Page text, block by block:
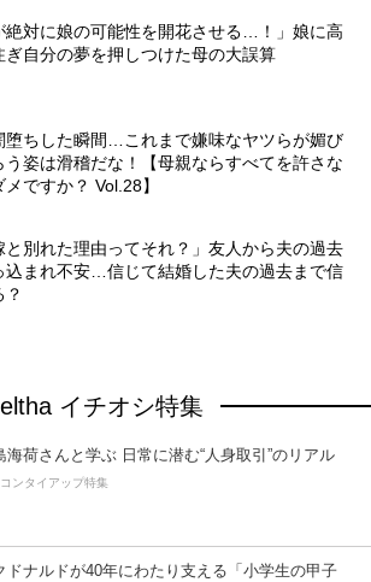
絶対に娘の可能性を開花させる…！」娘に高
ぎ自分の夢を押しつけた母の大誤算
堕ちした瞬間…これまで嫌味なヤツらが媚び
う姿は滑稽だな！【母親ならすべてを許さな
メですか？ Vol.28】
と別れた理由ってそれ？」友人から夫の過去
込まれ不安…信じて結婚した夫の過去まで信
？
eltha イチオシ特集
海荷さんと学ぶ 日常に潜む“人身取引”のリアル
ンタイアップ特集
ドナルドが40年にわたり支える「小学生の甲子